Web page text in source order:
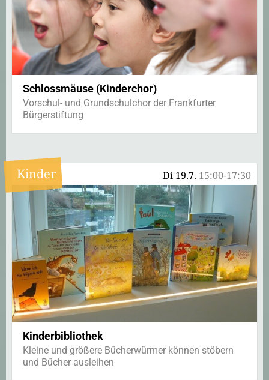
Schlossmäuse (Kinderchor)
Vorschul- und Grundschulchor der Frankfurter
Bürgerstiftung
Di 19.7. 15:00-17:30
Kinder
Kinderbibliothek
Kleine und größere Bücherwürmer können stöbern
und Bücher ausleihen